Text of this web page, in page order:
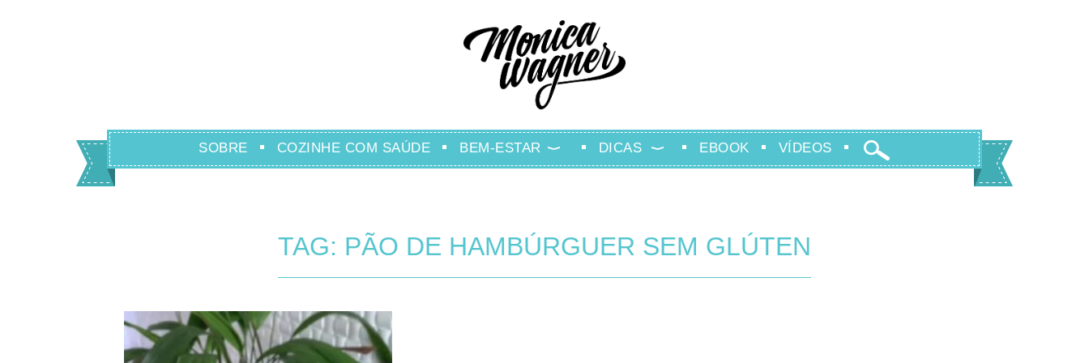
SOBRE COZINHE COM SAÚDE BEM-ESTAR DICAS EBOOK VÍDEOS
TAG: PÃO DE HAMBÚRGUER SEM GLÚTEN